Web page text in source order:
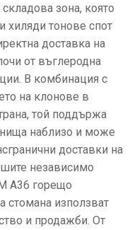
зона, която
хиляди тонове спот
доставка на
от въглеродна
В комбинация с
на клонове в
той поддържа
наблизо и може
доставки на
независимо
A36 горещо
стомана използват
и продажби. От